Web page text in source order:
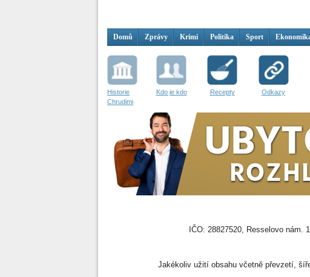
Domů Zprávy Krimi Politika Sport
Historie
Chrudimi
Kdo je kdo Recepty Odkazy
IČO: 28827520, Resselovo nám.
Jakékoliv užití obsahu včetně převzetí,